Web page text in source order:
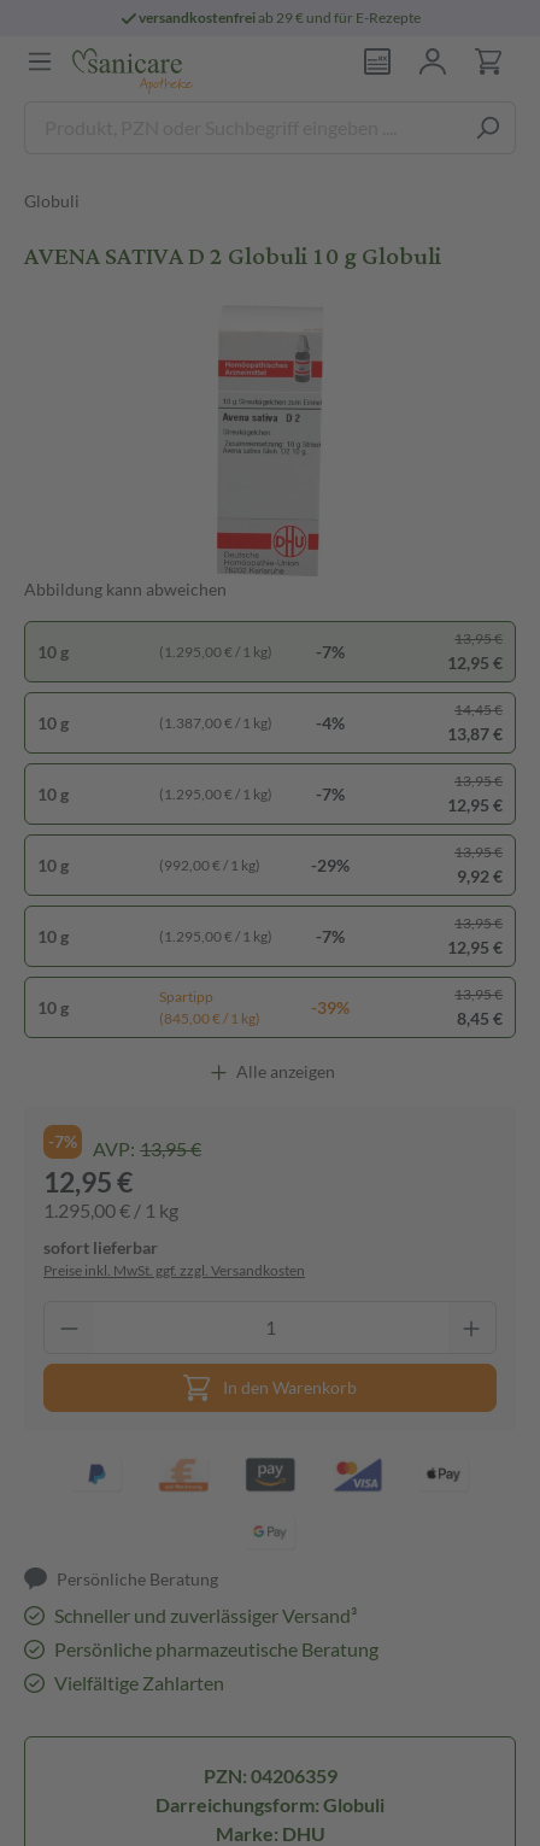
versandkostenfreiab 29 € und für E-Rezepte
Globuli
AVENA SATIVA D 2 Globuli 10 g Globuli
Abbildung kann abweichen
10 g (1.295,00 € / 1 kg) -7%
13,95 €
12,95 €
10 g (1.387,00 € / 1 kg) -4%
14,45 €
13,87 €
10 g (1.295,00 € / 1 kg) -7%
13,95 €
12,95 €
10 g (992,00 € / 1 kg) -29%
13,95 €
9,92 €
10 g (1.295,00 € / 1 kg) -7%
13,95 €
12,95 €
10 g
Spartipp
(845,00 € / 1 kg)
-39%
13,95 €
8,45 €
Alle anzeigen
-7% AVP: 13,95 €
12,95 €
1.295,00 € / 1 kg
sofort lieferbar
Preise inkl. MwSt. ggf. zzgl. Versandkosten
In den Warenkorb
Persönliche Beratung
Schneller und zuverlässiger Versand³
Persönliche pharmazeutische Beratung
Vielfältige Zahlarten
PZN: 04206359
Darreichungsform: Globuli
Marke: DHU